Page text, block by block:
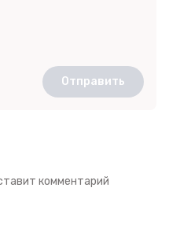
Отправить
комментарий